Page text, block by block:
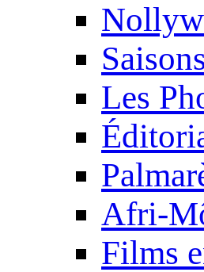
Les
Afri-
Films